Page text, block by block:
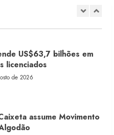
de 2026
assume Movimento
de 2026
R$345 milhões de
2026